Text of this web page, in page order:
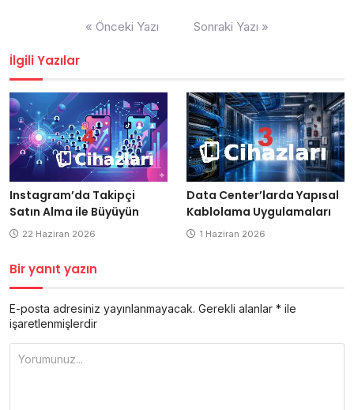
« Önceki Yazı Sonraki Yazı »
İlgili Yazılar
Instagram’da Takipçi
Satın Alma ile Büyüyün
22 Haziran 2026
Data Center’larda Yapısal
Kablolama Uygulamaları
1 Haziran 2026
Bir yanıt yazın
E-posta adresiniz yayınlanmayacak. Gerekli alanlar * ile
işaretlenmişlerdir